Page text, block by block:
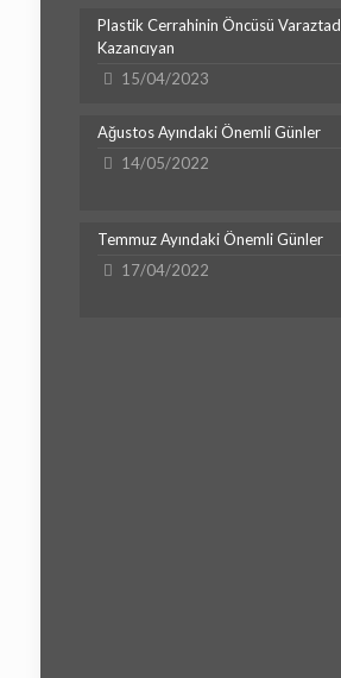
Plastik Cerrahinin Öncüsü Varaztad
Kazancıyan
15/04/2023
Ağustos Ayındaki Önemli Günler
14/05/2022
Temmuz Ayındaki Önemli Günler
17/04/2022